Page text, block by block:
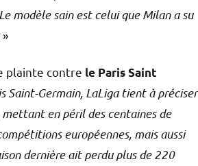
modèle sain est celui que Milan a su
»
plainte contre le Paris Saint
Saint-Germain, LaLiga tient à préciser
en péril des centaines de
européennes, mais aussi
dernière ait perdu plus de 220